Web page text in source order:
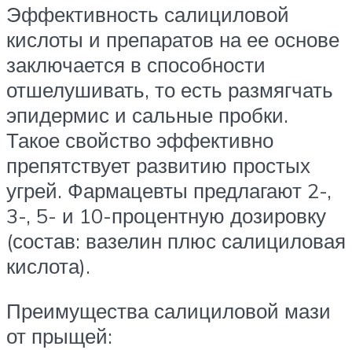
Эффективность салициловой
кислоты и препаратов на ее основе
заключается в способности
отшелушивать, то есть размягчать
эпидермис и сальные пробки.
Такое свойство эффективно
препятствует развитию простых
угрей. Фармацевты предлагают 2-,
3-, 5- и 10-процентную дозировку
(состав: вазелин плюс салициловая
кислота).
Преимущества салициловой мази
от прыщей: